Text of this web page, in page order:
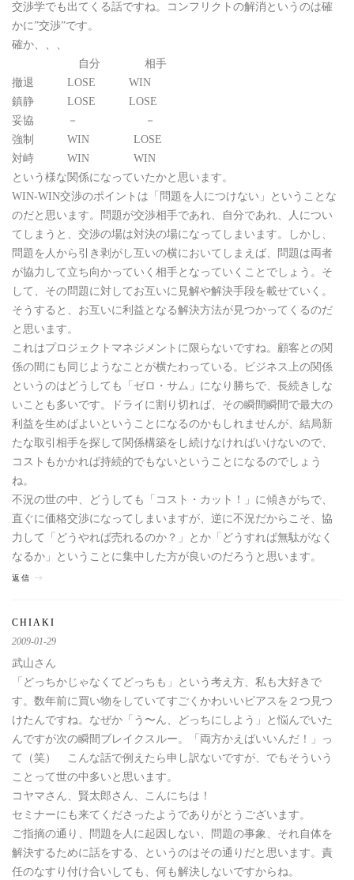
交渉学でも出てくる話ですね。コンフリクトの解消というのは確
かに”交渉”です。
確か、、、
自分 相手
撤退 LOSE WIN
鎮静 LOSE LOSE
妥協 － －
強制 WIN LOSE
対峙 WIN WIN
という様な関係になっていたかと思います。
WIN-WIN交渉のポイントは「問題を人につけない」ということな
のだと思います。問題が交渉相手であれ、自分であれ、人につい
てしまうと、交渉の場は対決の場になってしまいます。しかし、
問題を人から引き剥がし互いの横においてしまえば、問題は両者
が協力して立ち向かっていく相手となっていくことでしょう。そ
して、その問題に対してお互いに見解や解決手段を載せていく。
そうすると、お互いに利益となる解決方法が見つかってくるのだ
と思います。
これはプロジェクトマネジメントに限らないですね。顧客との関
係の間にも同じようなことが横たわっている。ビジネス上の関係
というのはどうしても「ゼロ・サム」になり勝ちで、長続きしな
いことも多いです。ドライに割り切れば、その瞬間瞬間で最大の
利益を生めばよいということになるのかもしれませんが、結局新
たな取引相手を探して関係構築をし続けなければいけないので、
コストもかかれば持続的でもないということになるのでしょう
ね。
不況の世の中、どうしても「コスト・カット！」に傾きがちで、
直ぐに価格交渉になってしまいますが、逆に不況だからこそ、協
力して「どうやれば売れるのか？」とか「どうすれば無駄がなく
なるか」ということに集中した方が良いのだろうと思います。
返信
CHIAKI
2009-01-29
武山さん
「どっちかじゃなくてどっちも」という考え方、私も大好きで
す。数年前に買い物をしていてすごくかわいいピアスを２つ見つ
けたんですね。なぜか「う〜ん、どっちにしよう」と悩んでいた
んですが次の瞬間ブレイクスルー。「両方かえばいいんだ！」っ
て（笑） こんな話で例えたら申し訳ないですが、でもそういう
ことって世の中多いと思います。
コヤマさん、賢太郎さん、こんにちは！
セミナーにも来てくださったようでありがとうございます。
ご指摘の通り、問題を人に起因しない、問題の事象、それ自体を
解決するために話をする、というのはその通りだと思います。責
任のなすり付け合いしても、何も解決しないですからね。